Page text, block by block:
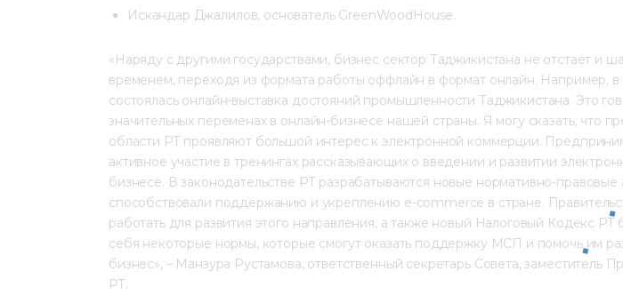
Искандар Джалилов, основатель GreenWoodHouse.
«Наряду с другими государствами, бизнес сектор Таджикистана не отстаёт и
временем, переходя из формата работы оффлайн в формат онлайн. Например,
состоялась онлайн-выставка достояний промышленности Таджикистана. Это
значительных переменах в онлайн-бизнесе нашей страны. Я могу сказать, что
области РТ проявляют большой интерес к электронной коммерции.
активное участие в тренингах рассказывающих о введении и развитии
бизнесе. В законодательстве РТ разрабатываются новые нормативно-правовые
способствовали поддержанию и укреплению e-commerce в стране.
работать для развития этого направления, а также новый Налоговый Кодекс РТ
себя некоторые нормы, которые смогут оказать поддержку МСП и помочь им
бизнес», – Манзура Рустамова, ответственный секретарь Совета, заместитель
РТ.